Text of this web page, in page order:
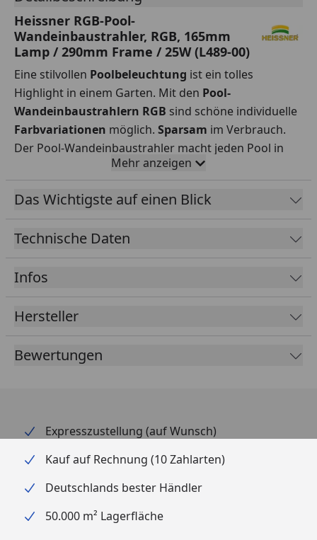
Heissner RGB-Pool-
Wandeinbaustrahler, RGB, 165mm
Lamp / 290mm Frame / 25W (L489-00)
Eine stilvollen Poolbeleuchtung ist ein tolles
Highlight in einem Garten. Mit den Pool-
Wandeinbaustrahlern RGB sind schöne individuelle
Farbvariationen möglich. Sparsam im Verbrauch.
Der Pool-Wandeinbaustrahler macht jeden Pool in
der Abenddämmerung zu einem absoluten Garten-
Highlight. Farbe: RGB. Mit dem passenden WiFi-RGB-
Controller (L552-00-nicht im Lieferumfang enthalten)
und der kostenlosen App ist eine bequeme
Lichtsteuerung, Timer, Sound oder Licht-Modi sogar
per Sprachbefehl oder auf dem Smartphone möglich.
Mehr anzeigen
Das Wichtigste auf einen Blick
Technische Daten
Infos
Hersteller
Bewertungen
Expresszustellung (auf Wunsch)
Kauf auf Rechnung (10 Zahlarten)
Deutschlands bester Händler
50.000 m² Lagerfläche